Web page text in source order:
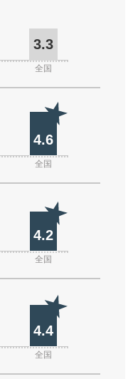
3.3
全国
4.6
全国
4.2
全国
4.4
全国